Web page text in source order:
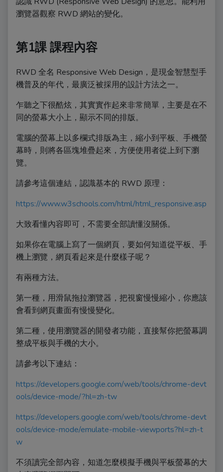
瀏覽器觀察 RWD 網站的變化。
第1課 課程內容
RWD 全名 Responsive Web Design，是現金智慧型手
機普及的年代，最廣泛被採用的設計方法之一。
乍聽之下很酷炫，其實實作起來非常簡單，主要是在不
同的螢幕大小上，顯示不同的排版。
電腦的螢幕上以多欄式排版為主，縮小到平板、手機螢
幕時，則將各區塊堆疊起來，方便使用者從上到下瀏
覽。
請參考這個連結，認識基本的 RWD 原理：
https://www.w3schools.com/html/html_responsive.asp
大致看懂內容即可，不需要全部讀懂沒關係。
如果你在電腦上寫了一個網頁，要如何知道從平板、手
機上瀏覽，網頁看起來是什麼樣子呢？
有兩種方法。
第一種，用滑鼠拖拉瀏覽器，把視窗慢慢縮小，你應該
會看到網頁畫面有慢慢變化。
第二種，使用瀏覽器的開發者功能，直接幫你把螢幕調
整成平板與手機的大小。
請參考以下連結：
https://developers.google.com/web/tools/chrome-devt
ools/device-mode/?hl=zh-tw
https://developers.google.com/web/tools/chrome-devt
ools/device-mode/emulate-mobile-viewports?hl=zh-t
w
不須讀完全部內容，知道怎麼模擬手機與平板螢幕的大